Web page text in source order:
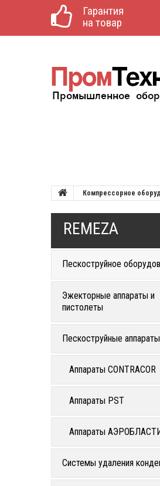
Гарантия
на товар
Компрессорное
REMEZA
Пескоструйное
Эжекторные аппараты и
пистолеты
Пескоструйные аппараты
Аппараты CONTRACOR
Аппараты PST
Аппараты
Системы удаления